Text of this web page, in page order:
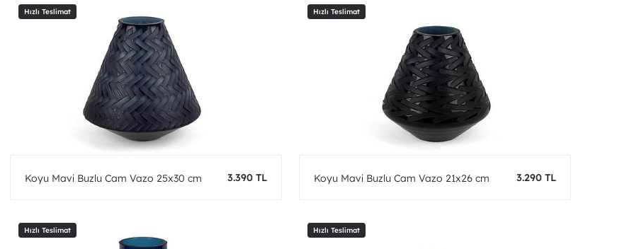
Koyu Mavi Buzlu Cam Vazo 25x30 cm 3.390 TL Koyu Mavi Buzlu Cam Vazo 21x26 cm 3.290 TL